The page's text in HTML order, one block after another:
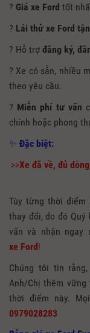
? Giá xe Ford tốt
? Lái thử xe Ford
? Hỗ trợ đăng ký,
? Xe có sẵn, nhiều
theo yêu cầu.
? Miễn phí tư vấn
chính hoặc phong
✨ Đặc biệt:
>>Xe đã về, đủ
Tùy từng thời điểm
thay đổi, do đó
vấn và nhận
xe Ford!
Chúng tôi tin
Anh/Chị thêm
thời điểm này.
0979028283